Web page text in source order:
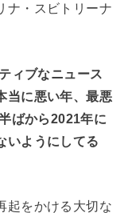
ナ・スビトリーナ
ィブなニュース
当に悪い年、最悪
ばから2021年に
いようにしてる
起をかける大切な